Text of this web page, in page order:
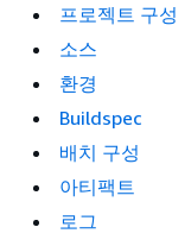
프로젝트 구성
소스
환경
Buildspec
배치 구성
아티팩트
로그